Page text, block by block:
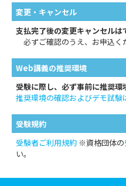
変更・キャンセル
支払完了後の変更キャンセルは
必ずご確認のうえ、お申込く
Web講義の推奨環境
受験に際し、必ず事前に推奨環
推奨環境の確認およびデモ試験
受験規約
受験者ご利用規約※資格団体の
い。